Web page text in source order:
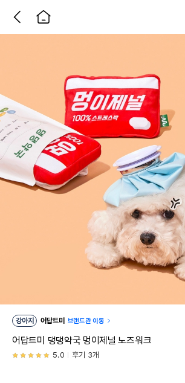
강아지 어답트미 브랜드관 이동
어답트미 댕댕약국 멍이제널 노즈워크
5.0 후기 3개